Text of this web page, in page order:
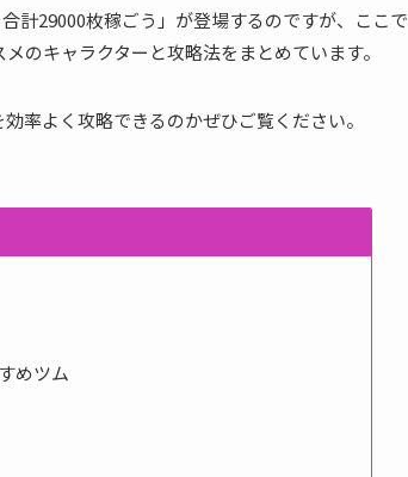
計29000枚稼ごう」が登場するのですが、ここで
のキャラクターと攻略法をまとめています。
率よく攻略できるのかぜひご覧ください。
めツム